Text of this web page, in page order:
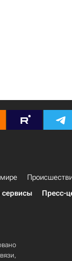
Пресс-